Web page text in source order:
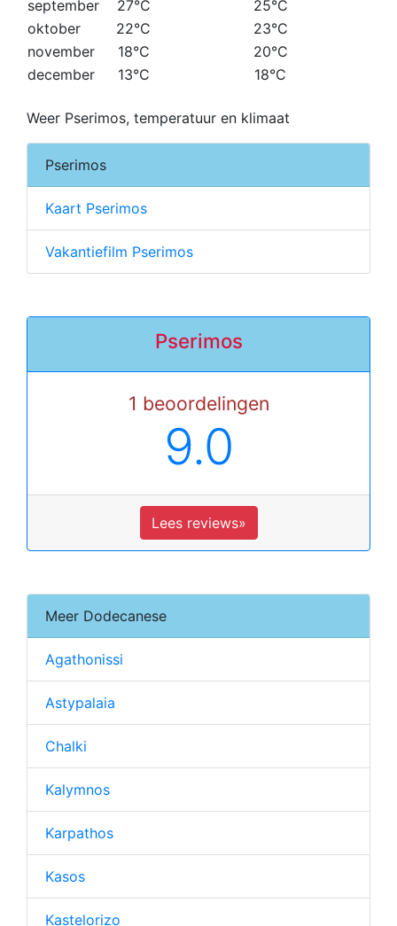
september 27°C
25°C
oktober
22°C
23°C
november
18°C
20°C
december
13°C 18°C
Weer Pserimos, temperatuur en klimaat
Pserimos
Kaart Pserimos
Vakantiefilm Pserimos
Pserimos
1 beoordelingen
9.0
Lees reviews»
Meer Dodecanese
Agathonissi
Astypalaia
Chalki
Kalymnos
Karpathos
Kasos
Kastelorizo